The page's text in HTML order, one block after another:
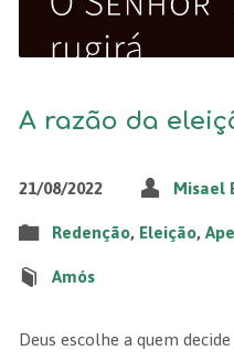
A razão da
21/08/2022 Misael
Redenção, Eleição,
Amós
Deus escolhe a quem